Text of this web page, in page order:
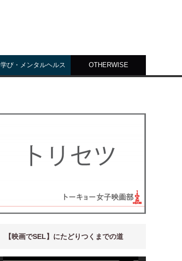
学び・メンタルヘルス OTHERWISE
【映画でSEL】にたどりつくまでの道